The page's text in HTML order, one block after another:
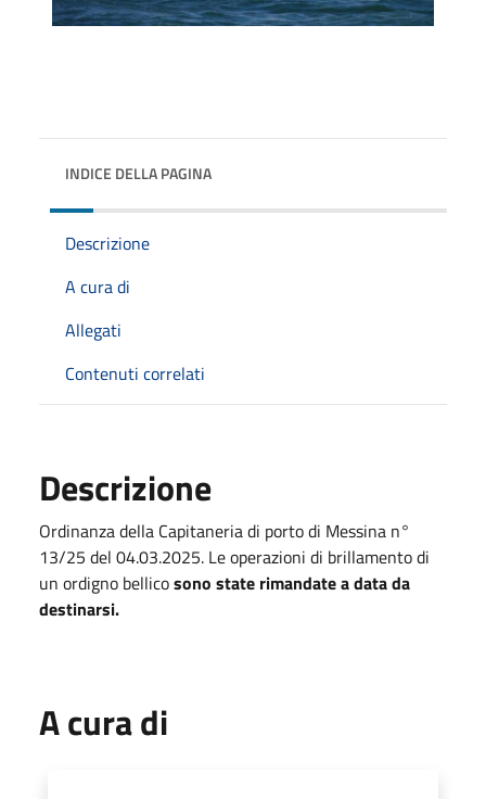
INDICE DELLA PAGINA
Descrizione
A cura di
Allegati
Contenuti correlati
Descrizione
Ordinanza della Capitaneria di porto di Messina n°
13/25 del 04.03.2025. Le operazioni di brillamento di
un ordigno bellicosono state rimandate a data da
destinarsi.
A cura di